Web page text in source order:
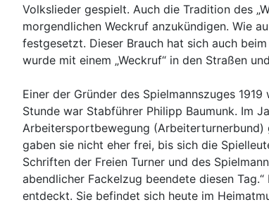
Volkslieder gespielt. Auch die Tradition des
morgendlichen Weckruf anzukündigen. Wie
festgesetzt. Dieser Brauch hat sich auch
wurde mit einem „Weckruf“ in den Straßen
Einer der Gründer des Spielmannszuges
Stunde war Stabführer Philipp Baumunk. Im
Arbeitersportbewegung (Arbeiterturnerbund)
gaben sie nicht eher frei, bis sich die
Schriften der Freien Turner und des
abendlicher Fackelzug beendete diesen
entdeckt. Sie befindet sich heute im